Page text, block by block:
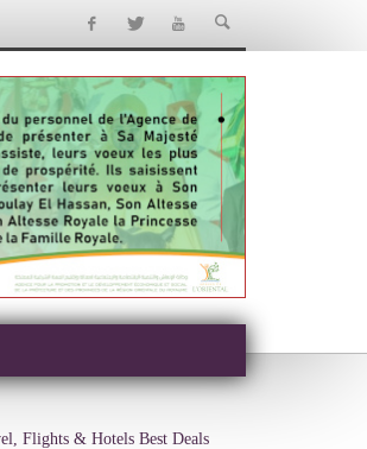
Flights & Hotels Best Deals